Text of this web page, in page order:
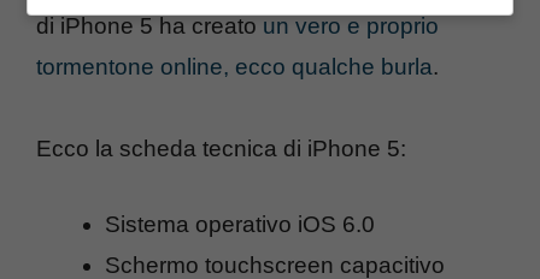
di iPhone 5 ha creato un vero e proprio
tormentone online, ecco qualche burla.
Ecco la scheda tecnica di iPhone 5:
Sistema operativo iOS 6.0
Schermo touchscreen capacitivo